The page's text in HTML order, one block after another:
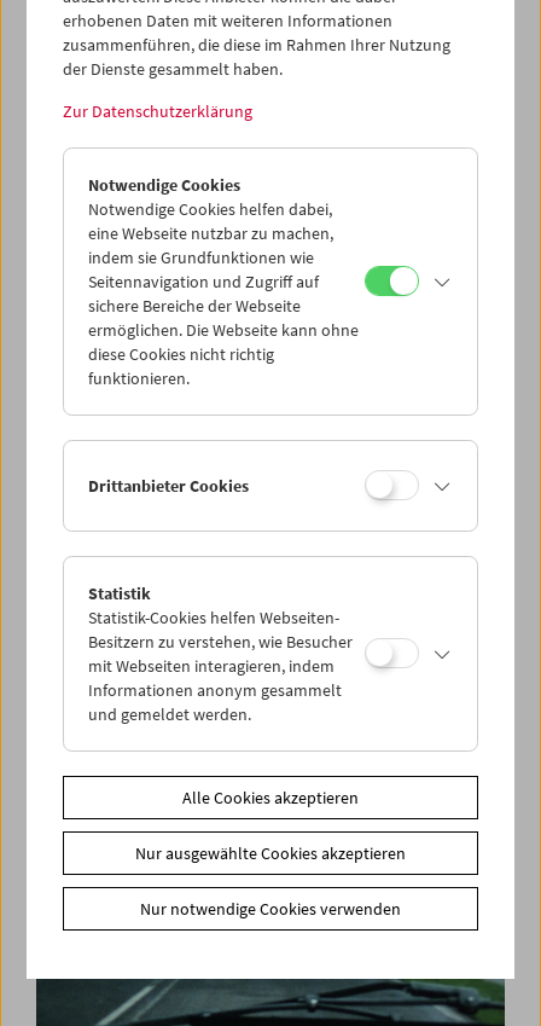
Collection on Screen: Positionen. Renate
Bertlmann, Tatjana Ivančić, Maria Lassnig
Felix Salten und das Kino
erhobenen Daten mit weiteren Informationen
zusammenführen, die diese im Rahmen Ihrer Nutzung
der Dienste gesammelt haben.
Zur Datenschutzerklärung
Notwendige Cookies
Notwendige Cookies helfen dabei,
eine Webseite nutzbar zu machen,
indem sie Grundfunktionen wie
Seitennavigation und Zugriff auf
sichere Bereiche der Webseite
ermöglichen. Die Webseite kann ohne
diese Cookies nicht richtig
funktionieren.
Drittanbieter Cookies
Statistik
Statistik-Cookies helfen Webseiten-
Besitzern zu verstehen, wie Besucher
mit Webseiten interagieren, indem
Informationen anonym gesammelt
und gemeldet werden.
Alle Cookies akzeptieren
Nur ausgewählte Cookies akzeptieren
Nur notwendige Cookies verwenden